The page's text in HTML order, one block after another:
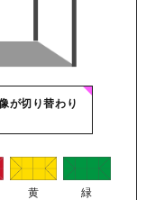
が切り替わり
黄 緑